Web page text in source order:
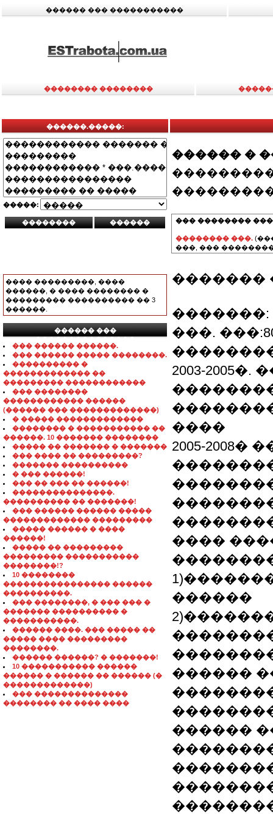
������ ��� �����������
�������� ��������
������.�����:
�����:
���� ���������, ����
������, � ���� �������� �
��������� ���������� �� 3
������.
������ ���
���������������
��� ������ ������.
��� ������ ����� ��������.
���������� �
������������� ��
��������� ������������
��� ��������
������������ ������
(������ ��� �������������)
� ����� �������������
�������� � ����������� ��
������. 10 ������� ��������
����� �� ������� � �������
��� ���� �� ���������?
������� ����������
� ��� ������!
��� �� ��� �� ������!
���������������.
���������� �� �������!
��� ������ ������ �����
������������� ���������
����� ������ � ����
������!
����� �� ���������
��������� �����������
��������!?
10 ��������
���������������� ������
����������.
��� ��������, � ��� ��� �
������� ���������� �
�����������.
������ ����. ��� ����� ��
����� ���� ���������
��������.
������ ������? � �������!
10 ����������� ������
������ � ������ �� ������ (�
�������������)
��� ��������������
�������� �� ���� ����
������ �
��� ��������
�������� ���.
���, ���
�������
�������:
���.
2003-
����
2005-
����
������
������
������